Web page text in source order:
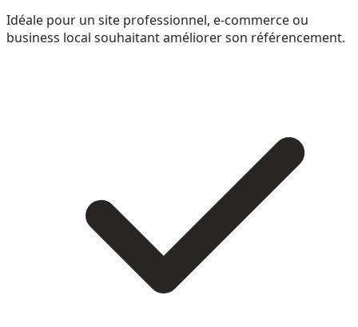
Idéale pour un site professionnel, e-commerce ou
business local souhaitant améliorer son référencement.